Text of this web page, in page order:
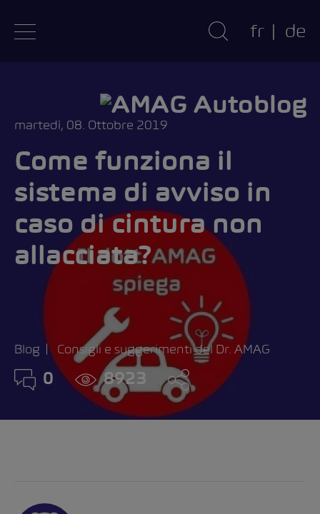
fr de
martedì, 08. Ottobre 2019
Come funziona il
sistema di avviso in
caso di cintura non
allacciata?
Blog Consigli e suggerimenti del Dr. AMAG
0 8923